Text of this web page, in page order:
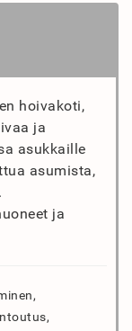
hoivakoti,
ja
asukkaille
asumista,
ja